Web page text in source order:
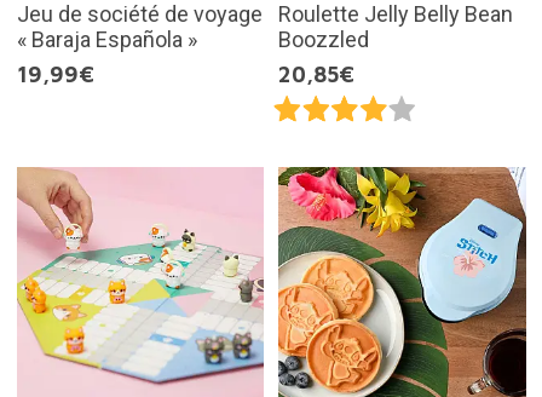
Jeu de société de voyage
« Baraja Española »
19,99€
Roulette Jelly Belly Bean
Boozzled
20,85€